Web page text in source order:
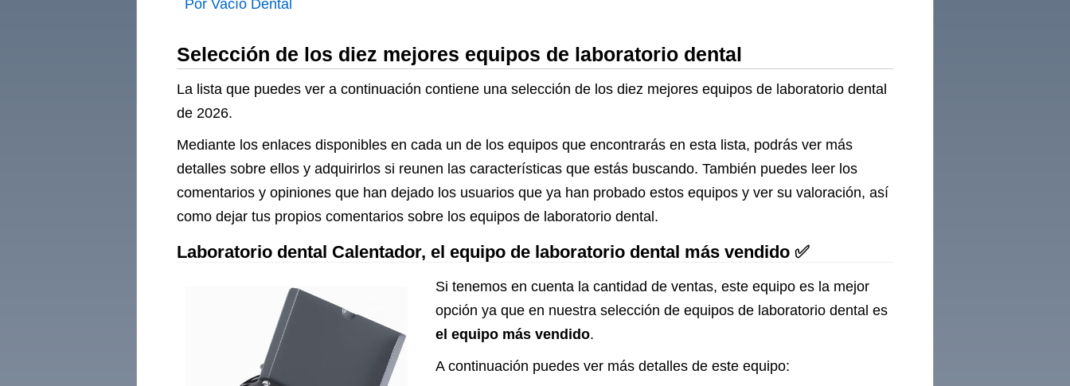
Por Vacío Dental
Selección de los diez mejores equipos de laboratorio dental
La lista que puedes ver a continuación contiene una selección de los diez mejores equipos de laboratorio dental
de 2026.
Mediante los enlaces disponibles en cada un de los equipos que encontrarás en esta lista, podrás ver más
detalles sobre ellos y adquirirlos si reunen las características que estás buscando. También puedes leer los
comentarios y opiniones que han dejado los usuarios que ya han probado estos equipos y ver su valoración, así
como dejar tus propios comentarios sobre los equipos de laboratorio dental.
Laboratorio dental Calentador, el equipo de laboratorio dental más vendido ✅
Si tenemos en cuenta la cantidad de ventas, este equipo es la mejor
opción ya que en nuestra selección de equipos de laboratorio dental es
el equipo más vendido.
A continuación puedes ver más detalles de este equipo: